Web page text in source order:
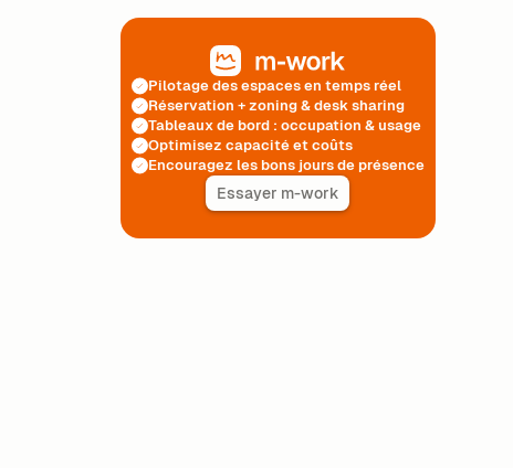
Pilotage des espaces en temps réel
Réservation + zoning & desk sharing
Tableaux de bord : occupation & usage
Optimisez capacité et coûts
Encouragez les bons jours de présence
Essayer m-work